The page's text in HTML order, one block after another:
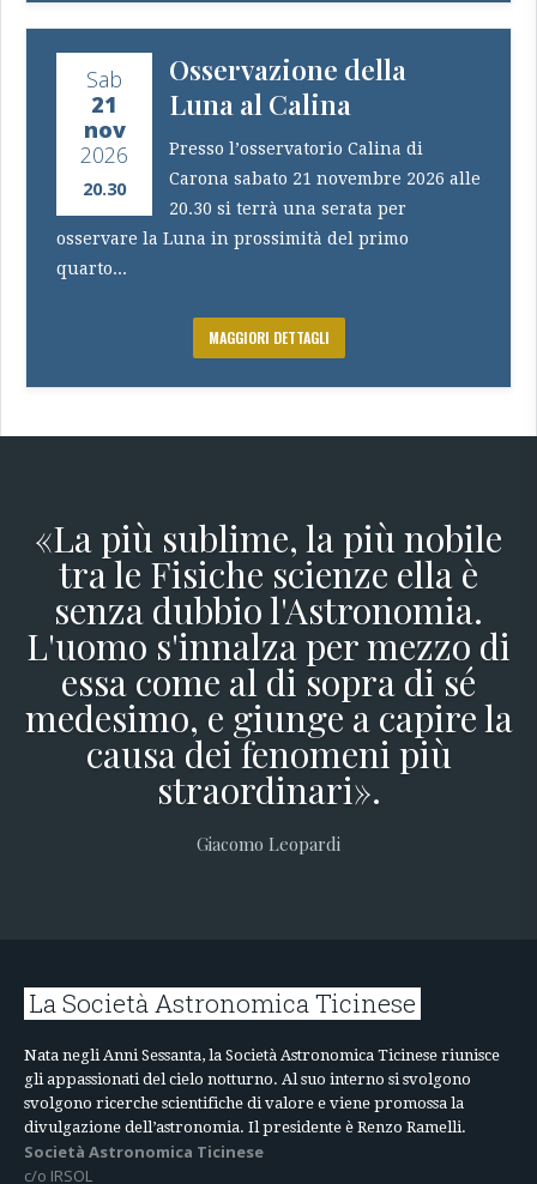
Sab
21
nov
2026
20.30
Osservazione della
Luna al Calina
Presso l’osservatorio Calina di
Carona sabato 21 novembre 2026 alle
20.30 si terrà una serata per
osservare la Luna in prossimità del primo
quarto...
MAGGIORI DETTAGLI
«La più sublime, la più nobile
tra le Fisiche scienze ella è
senza dubbio l'Astronomia.
L'uomo s'innalza per mezzo di
essa come al di sopra di sé
medesimo, e giunge a capire la
causa dei fenomeni più
straordinari».
Giacomo Leopardi
La Società Astronomica Ticinese
Nata negli Anni Sessanta, la Società Astronomica Ticinese riunisce
gli appassionati del cielo notturno. Al suo interno si svolgono
svolgono ricerche scientifiche di valore e viene promossa la
divulgazione dell’astronomia. Il presidente è Renzo Ramelli.
Società Astronomica Ticinese
c/o IRSOL